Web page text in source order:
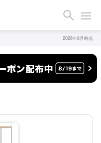
2026年8月時点